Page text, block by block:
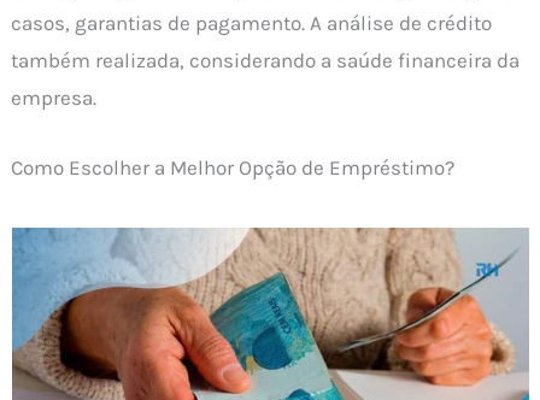
casos, garantias de pagamento. A análise de crédito
também realizada, considerando a saúde financeira da
empresa.
Como Escolher a Melhor Opção de Empréstimo?